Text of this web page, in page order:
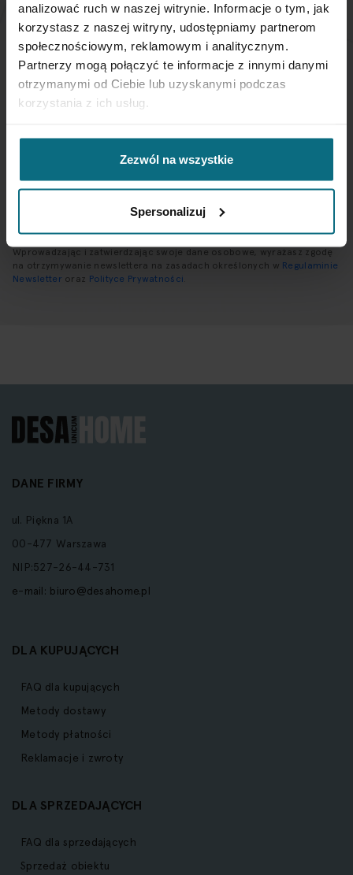
analizować ruch w naszej witrynie. Informacje o tym, jak
korzystasz z naszej witryny, udostępniamy partnerom
społecznościowym, reklamowym i analitycznym.
Partnerzy mogą połączyć te informacje z innymi danymi
otrzymanymi od Ciebie lub uzyskanymi podczas
korzystania z ich usług.
Zezwól na wszystkie
Spersonalizuj
NEWSLETTER
Jeśli chcesz otrzymywać aktualne informacje
dotyczące oferty Desa Home - zapisz się do naszego
newslettera.
Subskrybuj
Wprowadzając i zatwierdzając swoje dane osobowe, wyrażasz zgodę
na otrzymywanie newslettera na zasadach określonych w Regulaminie
Newsletter oraz Polityce Prywatności
DANE FIRMY
ul. Piękna 1A
00-477 Warszawa
NIP:527-26-44-731
e-mail: biuro@desahome.pl
DLA KUPUJĄCYCH
FAQ dla kupujących
Metody dostawy
Metody płatności
Reklamacje i zwroty
DLA SPRZEDAJĄCYCH
FAQ dla sprzedających
Sprzedaż obiektu